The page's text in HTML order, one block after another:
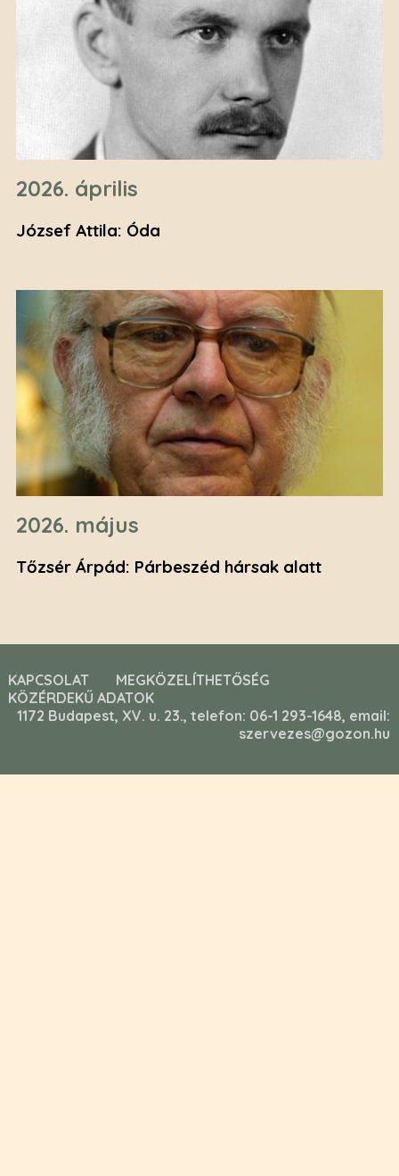
2026. április
József Attila: Óda
2026. május
Tőzsér Árpád: Párbeszéd hársak alatt
KAPCSOLAT
MEGKÖZELÍTHETŐSÉG
KÖZÉRDEKŰ ADATOK
1172 Budapest, XV. u. 23., telefon: 06-1 293-1648, email:
szervezes@gozon.hu